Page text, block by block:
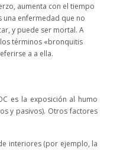
aumenta con el tiempo
una enfermedad que no
y puede ser mortal. A
términos «bronquitis
a a ella.
es la exposición al humo
y pasivos). Otros factores
interiores (por ejemplo, la